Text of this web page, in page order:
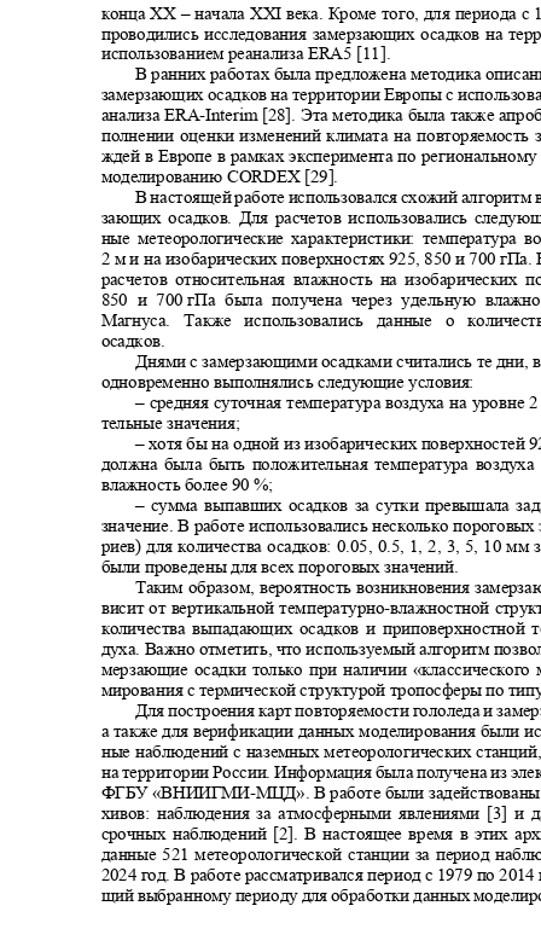
концаXX –начала XXI века. Кроме того, для периода
проводились исследования замерзающих осадков на
использованием реанализаERA5 [11].
В ранних работах была предложена методика
замерзающих осадков на территории Европы с
анализаERA-Interim [28]. Эта методика была также
полнении оценки изменений климата на
ждей в Европе в рамках эксперимента по
моделированию CORDEX [29].
В настоящей работе использовался схожий
зающих осадков. Для расчетов использовались
ные метеорологические характеристики: температура
2 м и на изобарических поверхностях 925, 850 и 700
расчетов относительная влажность на изобарических
850 и 700 гПа была получена через удельную
Магнуса. Также использовались данные о
осадков.
Днями с замерзающими осадками считались те дни,
одновременно выполнялись следующие условия:
‒ средняя суточная температура воздуха на
тельные значения;
‒ хотя бы на одной из изобарических поверхностей
должна была быть положительная температура
влажность более 90%;
‒ сумма выпавших осадков за сутки превышала
значение. В работе использовались несколько
риев) для количества осадков: 0.05, 0.5, 1, 2, 3, 5, 10 мм
были проведены для всех пороговых значений.
Таким образом, вероятность возникновения
висит от вертикальной температурно-влажностной
количества выпадающих осадков и
духа. Важно отметить, что используемый алгоритм
мерзающие осадки только при наличии
мирования с термической структурой тропосферы по
Для построения карт повторяемости гололеда и
а также для верификации данных моделирования были
ные наблюдений с наземных метеорологических
на территории России. Информация была получена из
ФГБУ «ВНИИГМИ-МЦД». В работе были
хивов: наблюдения за атмосферными явлениями [3]
срочных наблюдений [2]. В настоящее время в этих
данные 521 метеорологической станции за период
2024 год. В работе рассматривался период с 1979 по
щий выбранному периоду для обработки данных